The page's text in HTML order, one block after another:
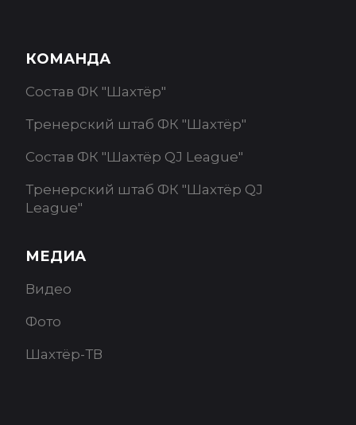
КОМАНДА
Состав ФК "Шахтёр"
Тренерский штаб ФК "Шахтёр"
Состав ФК "Шахтёр QJ League"
Тренерский штаб ФК "Шахтёр QJ
League"
МЕДИА
Видео
Фото
Шахтёр-ТВ